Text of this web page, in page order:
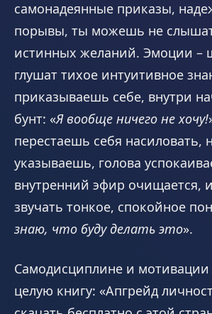
самонадеянные приказы,
порывы, ты можешь не
истинных желаний. Эмоции –
глушат тихое интуитивное
приказываешь себе, внутри
бунт: «Я вообще ничего не хочу!
перестаешь себя насиловать,
указываешь, голова
внутренний эфир очищается,
звучать тонкое, спокойное
знаю, что буду делать это».
Самодисциплине и мотивации
целую книгу: «Апгрейд